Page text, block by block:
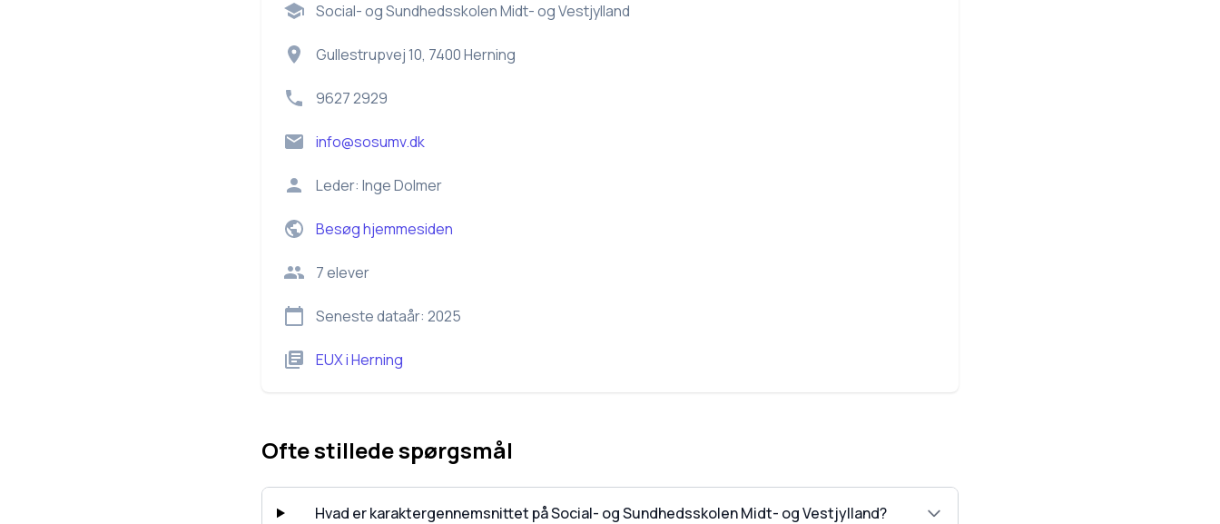
Social- og Sundhedsskolen Midt- og Vestjylland
Gullestrupvej 10, 7400 Herning
9627 2929
info@sosumv.dk
Leder: Inge Dolmer
Besøg hjemmesiden
7elever
Seneste dataår: 2025
EUXiHerning
Ofte stillede spørgsmål
Hvad er karaktergennemsnittet på Social- og Sundhedsskolen Midt- og Vestjylland?